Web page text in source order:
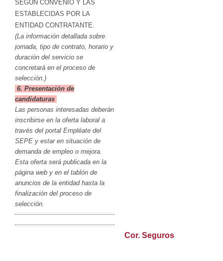
SEGÚN CONVENIO Y LAS
ESTABLECIDAS POR LA
ENTIDAD CONTRATANTE.
(La información detallada sobre
jornada, tipo de contrato, horario y
duración del servicio se
concretará en el proceso de
selección.)
6. Presentación de
candidaturas
Las personas interesadas deberán
inscribirse en la oferta laboral a
través del portal Empléate del
SEPE y estar en situación de
demanda de empleo o mejora.
Esta oferta será publicada en la
página web y en el tablón de
anuncios de la entidad hasta la
finalización del proceso de
selección.
Cor. Seguros